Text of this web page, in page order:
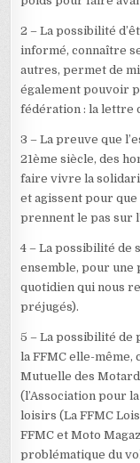
2 – La possibilité
informé, connaître
autres, permet de
également pouvoir
fédération : la lettre
3 – La preuve que
21ème siècle, des
faire vivre la
et agissent pour
prennent le pas sur
4 – La possibilité de
ensemble, pour une
quotidien qui nous
préjugés).
5 – La possibilité de
la FFMC elle-même,
Mutuelle des
(l’Association pour
loisirs (La FFMC
FFMC et Moto
problématique du